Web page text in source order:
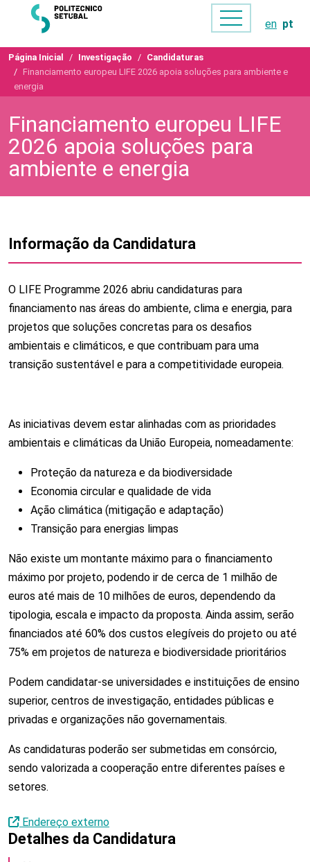
en pt
Página Inicial Investigação
Candidaturas
Financiamento europeu LIFE 2026 apoia soluções para ambiente e
energia
Financiamento europeu LIFE
2026 apoia soluções para
ambiente e energia
Informação da Candidatura
O LIFE Programme 2026 abriu candidaturas para
financiamento nas áreas do ambiente, clima e energia, para
projetos que soluções concretas para os desafios
ambientais e climáticos, e que contribuam para uma
transição sustentável e para a competitividade europeia.
As iniciativas devem estar alinhadas com as prioridades
ambientais e climáticas da União Europeia, nomeadamente:
Proteção da natureza e da biodiversidade
Economia circular e qualidade de vida
Ação climática (mitigação e adaptação)
Transição para energias limpas
Não existe um montante máximo para o financiamento
máximo por projeto, podendo ir de cerca de 1 milhão de
euros até mais de 10 milhões de euros, dependendo da
tipologia, escala e impacto da proposta. Ainda assim, serão
financiados até 60% dos custos elegíveis do projeto ou até
75% em projetos de natureza e biodiversidade prioritários
Podem candidatar-se universidades e instituições de ensino
superior, centros de investigação, entidades públicas e
privadas e organizações não governamentais.
As candidaturas poderão ser submetidas em consórcio,
sendo valorizada a cooperação entre diferentes países e
setores.
Endereço externo
Detalhes da Candidatura